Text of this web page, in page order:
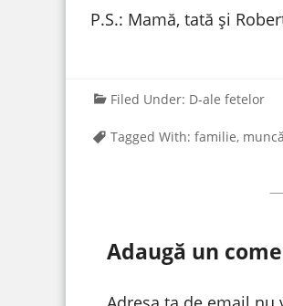
P.S.: Mamă, tată și
Filed Under: D-ale fetelor
Tagged With: familie, muncă
Adaugă un